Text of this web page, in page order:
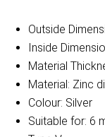
Outside
Inside
Material
Material: Zinc
Colour: Silver
Suitable for: 6